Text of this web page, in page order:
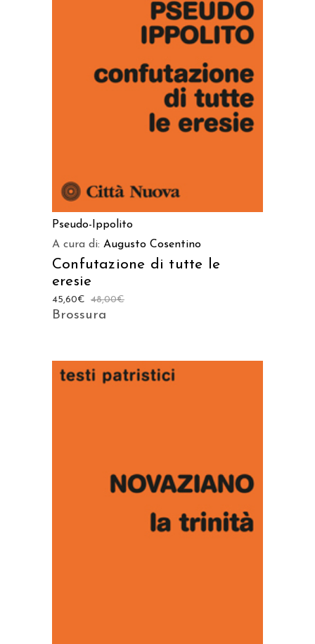
Pseudo-Ippolito
A cura di: Augusto Cosentino
Confutazione di tutte le
eresie
48,00€
45,60€
Brossura
AGGIUNGI AL CARRELLO